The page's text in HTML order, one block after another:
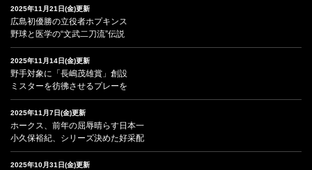
2025年11月21日(金)更新
広島初優勝の立役者ホプキンス
野球と医学の“文武二刀流”伝説
2025年11月14日(金)更新
野手対象に「長嶋茂雄賞」創設
ミスターを彷彿させるプレーを
2025年11月7日(金)更新
ホークス、前年の屈辱晴らす日本一
小久保裕紀、シリーズ決めた好采配
2025年10月31日(金)更新